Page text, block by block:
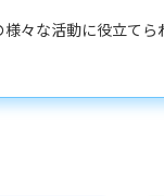
々な活動に役立てら